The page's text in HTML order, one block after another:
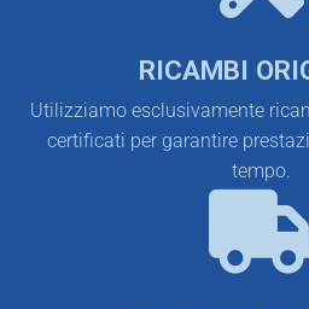
RICAMBI
Utilizziamo esclusivamente
certificati per garantire
tempo.